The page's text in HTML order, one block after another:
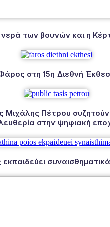
των βουνών και η
στη 15η Διεθνή
Πέτρου συζητούν
στην ψηφιακή
εκπαιδεύει